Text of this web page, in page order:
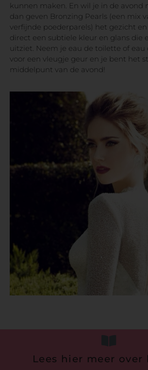
kunnen maken. En wil je in de avond
dan geven Bronzing Pearls (een mix
verfijnde poederparels) het gezicht
direct een subtiele kleur en glans die
uitziet. Neem je eau de toilette of
voor een vleugje geur en je bent het
middelpunt van de avond!
Lees hier meer over